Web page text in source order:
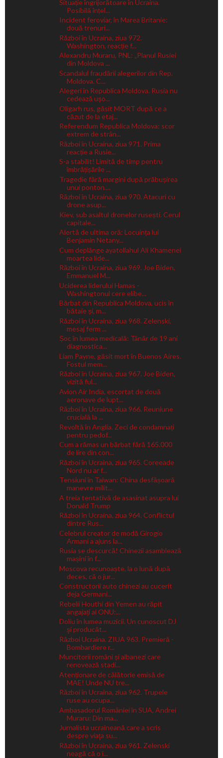
Situație îngrijorătoare în Ucraina.
Posibilă înțel...
Incident feroviar, în Marea Britanie:
două trenuri...
Război în Ucraina, ziua 972.
Washington, reacție f...
Alexandru Muraru, PNL: „Planul Rusiei
din Moldova ...
Scandalul fraudării alegerilor din Rep.
Moldova. C...
Alegeri în Republica Moldova. Rusia nu
cedează ușo...
Oligarh rus, găsit MORT după ce a
căzut de la etaj...
Referendum Republica Moldova: scor
extrem de strân...
Război în Ucraina, ziua 971. Prima
reacție a Rusie...
S-a stabilit! Limită de timp pentru
îmbrățișările ...
Tragedie fără margini după prăbușirea
unui ponton....
Război în Ucraina, ziua 970. Atacuri cu
drone asup...
Kiev, sub asaltul dronelor rusești. Cerul
capitale...
Alertă de ultima oră: Locuința lui
Benjamin Netany...
Cum deplânge ayatollahul Ali Khamenei
moartea lide...
Război în Ucraina, ziua 969. Joe Biden,
Emmanuel M...
Uciderea liderului Hamas -
Washingtonul cere elibe...
Bărbat din Republica Moldova, ucis în
bătaie și, m...
Război în Ucraina, ziua 968. Zelenski,
mesaj ferm ...
Șoc în lumea medicală: Tânăr de 19 ani
diagnostica...
Liam Payne, găsit mort în Buenos Aires.
Fostul mem...
Război în Ucraina, ziua 967. Joe Biden,
vizită ful...
Avion Air India, escortat de două
aeronave de lupt...
Război în Ucraina, ziua 966. Reuniune
crucială la ...
Revoltă în Anglia. Zeci de condamnați
pentru pedof...
Cum a rămas un bărbat fără 165.000
de lire din con...
Război în Ucraina, ziua 965. Coreeade
Nord nu ar f...
Tensiuni în Taiwan: China desfășoară
manevre milit...
A treia tentativă de asasinat asupra lui
Donald Trump
Război în Ucraina, ziua 964. Conflictul
dintre Rus...
Celebrul creator de modă Girogio
Armani a ajuns la...
Rusia se descurcă! Chinezii asamblează
mașini în f...
Moscova recunoaște, la o lună după
deces, că o jur...
Constructorii auto chinezi au cucerit
deja Germani...
Rebelii Houthi din Yemen au răpit
angajați ai ONU:...
Doliu în lumea muzicii. Un cunoscut DJ
şi producăt...
Război Ucraina. ZIUA 963. Premieră -
Bombardiere r...
Muncitorii români și albanezi care
renovează stadi...
Atenționare de călătorie emisă de
MAE! Unde NU tre...
Război în Ucraina, ziua 962. Trupele
ruse au ocupa...
Ambasadorul României în SUA, Andrei
Muraru: Din ma...
Jurnalista ucraineană care a scris
despre viaţa su...
Război în Ucraina, ziua 961. Zelenski
neagă că o î...